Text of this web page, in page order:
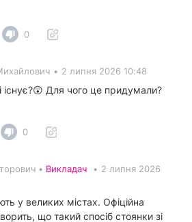
0
• 2 липня 2026 10:48
існує?😲 Для чого це придумали?
0
• Викладач • 2 липня 2026
у великих містах. Офіційна
що такий спосіб стоянки зі